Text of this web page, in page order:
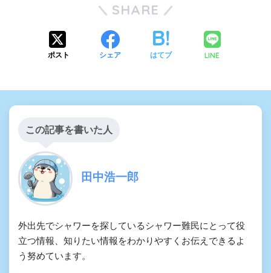
SHARE
ポスト シェア はてブ LINE
この記事を書いた人
田中浩一郎
外出先でシャワーを探しているシャワー難民にとって役
立つ情報、知りたい情報をわかりやすくお伝えできるよ
う努めています。